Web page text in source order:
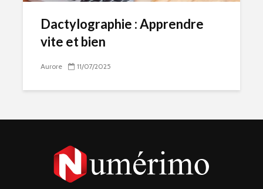
Dactylographie : Apprendre
vite et bien
Aurore 11/07/2025